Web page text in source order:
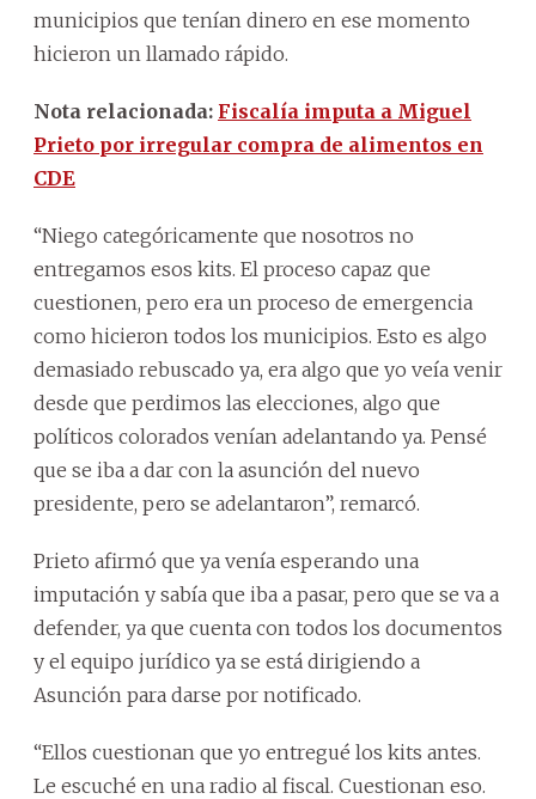
municipios que tenían dinero en ese momento
hicieron un llamado rápido.
Nota relacionada: Fiscalía imputa a Miguel
Prieto por irregular compra de alimentos en
CDE
“Niego categóricamente que nosotros no
entregamos esos kits. El proceso capaz que
cuestionen, pero era un proceso de emergencia
como hicieron todos los municipios. Esto es algo
demasiado rebuscado ya, era algo que yo veía venir
desde que perdimos las elecciones, algo que
políticos colorados venían adelantando ya. Pensé
que se iba a dar con la asunción del nuevo
presidente, pero se adelantaron”, remarcó.
Prieto afirmó que ya venía esperando una
imputación y sabía que iba a pasar, pero que se va a
defender, ya que cuenta con todos los documentos
y el equipo jurídico ya se está dirigiendo a
Asunción para darse por notificado.
“Ellos cuestionan que yo entregué los kits antes.
Le escuché en una radio al fiscal. Cuestionan eso.